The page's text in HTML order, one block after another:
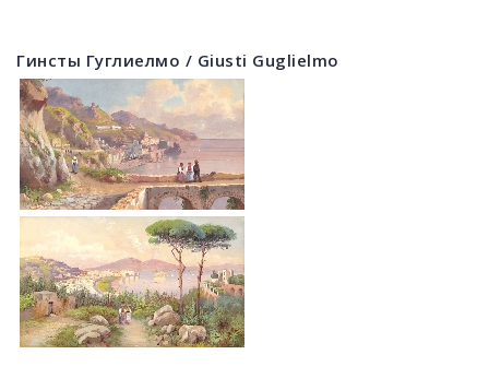
Гинсты Гуглиелмо / Giusti Guglielmo